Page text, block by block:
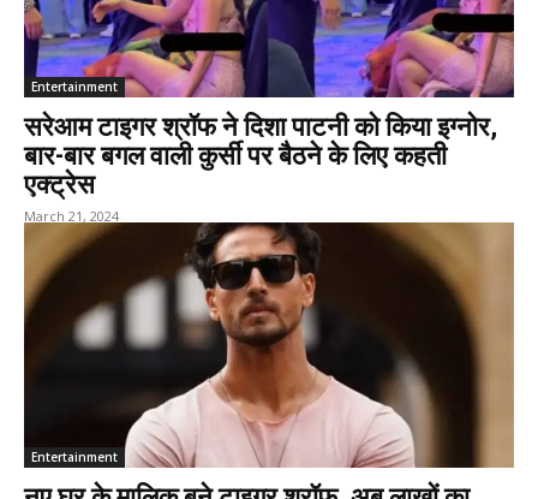
Entertainment
सरेआम टाइगर श्रॉफ ने दिशा पाटनी को किया इग्नोर,
बार-बार बगल वाली कुर्सी पर बैठने के लिए कहती
एक्ट्रेस
March 21, 2024
Entertainment